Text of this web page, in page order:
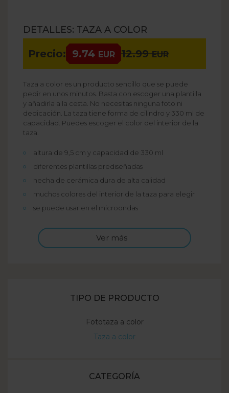
DETALLES: TAZA A COLOR
Precio: 9.74 EUR 12.99EUR
Taza a color es un producto sencillo que se puede
pedir en unos minutos. Basta con escoger una plantilla
y añadirla a la cesta. No necesitas ninguna foto ni
dedicación. La taza tiene forma de cilindro y 330 ml de
capacidad. Puedes escoger el color del interior de la
taza.
altura de 9,5 cm y capacidad de 330 ml
diferentes plantillas prediseñadas
hecha de cerámica dura de alta calidad
muchos colores del interior de la taza para elegir
se puede usar en el microondas
Ver más
TIPO DE PRODUCTO
Fototaza a color
Taza a color
CATEGORÍA